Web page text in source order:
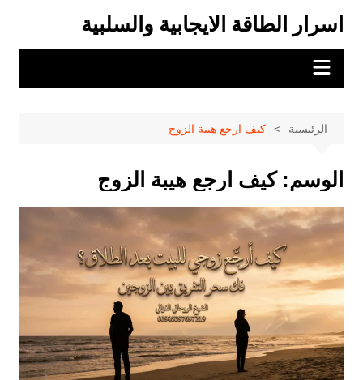
المحتوى
اسرار الطاقة الايجابية والسلبية
الرئيسية كيف ارجع هيبة الزوج
الوسم:كيف ارجع هيبة الزوج